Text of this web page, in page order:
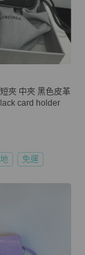
夾 中夾 黑色皮革
card holder
免運